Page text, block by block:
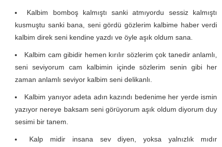
Kalbim bomboş kalmıştı sanki atmıyordu sessiz kalmıştı
kusmuştu sanki bana, seni gördü gözlerim kalbime haber verdi
kalbim direk seni kendine yazdı ve öyle aşık oldum sana.
Kalbim cam gibidir hemen kırılır sözlerim çok tanedir anlamlı,
seni seviyorum cam kalbimin içinde sözlerim senin gibi her
zaman anlamlı seviyor kalbim seni delikanlı.
Kalbim yanıyor adeta adın kazındı bedenime her yerde ismin
yazıyor nereye baksam seni görüyorum aşık oldum diyorum duy
sesimi bir tanem.
Kalp midir insana sev diyen, yoksa yalnızlık mıdır